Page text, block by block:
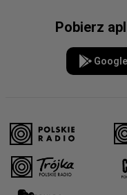
Pobierz